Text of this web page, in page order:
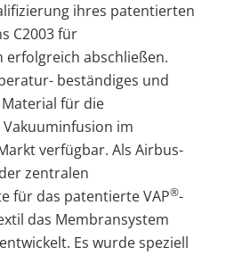
ihres patentierten
C2003 für
abschließen.
beständiges und
für die
im
verfügbar. Als Airbus-
zentralen
für das patentierte VAP®-
das Membransystem
Es wurde speziell